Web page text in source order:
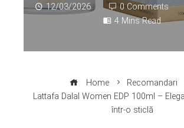
12/03/2026 0 Comments
4 Mins Read
Home
Recomandari
Lattafa Dalal Women EDP 100ml –
într‑o sticlă